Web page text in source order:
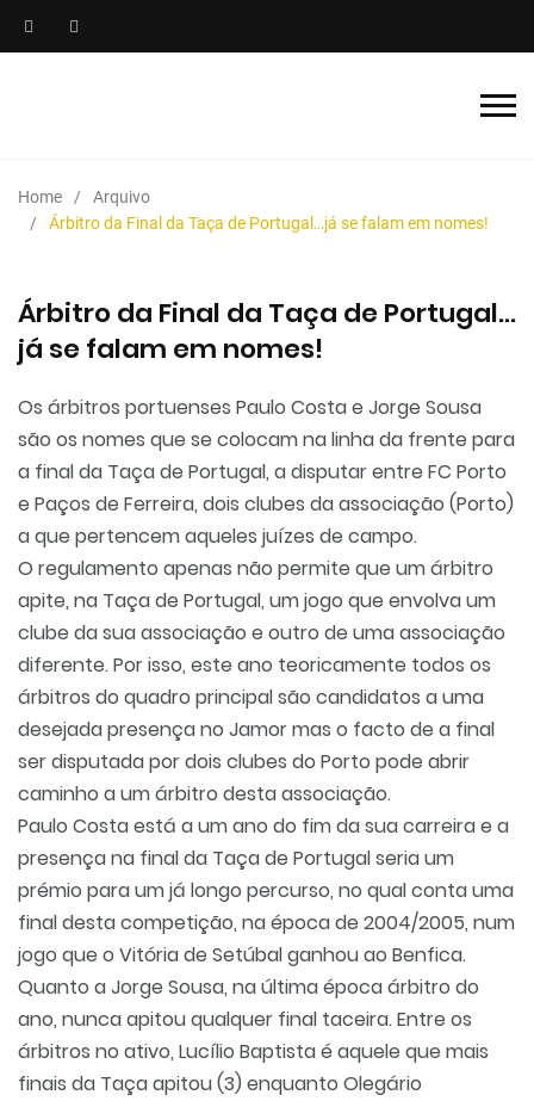
Home
Arquivo
Árbitro da Final da Taça de Portugal…já se falam em nomes!
Árbitro da Final da Taça de Portugal…
já se falam em nomes!
Os árbitros portuenses Paulo Costa e Jorge Sousa
são os nomes que se colocam na linha da frente para
a final da Taça de Portugal, a disputar entre FC Porto
e Paços de Ferreira, dois clubes da associação (Porto)
a que pertencem aqueles juízes de campo.
O regulamento apenas não permite que um árbitro
apite, na Taça de Portugal, um jogo que envolva um
clube da sua associação e outro de uma associação
diferente. Por isso, este ano teoricamente todos os
árbitros do quadro principal são candidatos a uma
desejada presença no Jamor mas o facto de a final
ser disputada por dois clubes do Porto pode abrir
caminho a um árbitro desta associação.
Paulo Costa está a um ano do fim da sua carreira e a
presença na final da Taça de Portugal seria um
prémio para um já longo percurso, no qual conta uma
final desta competição, na época de 2004/2005, num
jogo que o Vitória de Setúbal ganhou ao Benfica.
Quanto a Jorge Sousa, na última época árbitro do
ano, nunca apitou qualquer final taceira. Entre os
árbitros no ativo, Lucílio Baptista é aquele que mais
finais da Taça apitou (3) enquanto Olegário